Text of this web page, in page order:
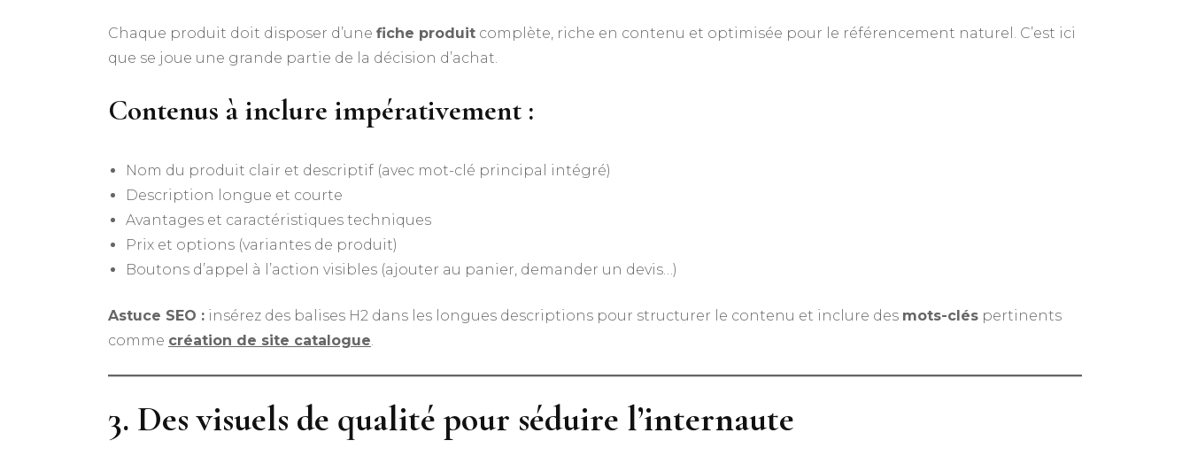
Chaque produit doit disposer d’une fiche produit complète, riche en contenu et optimisée pour le référencement naturel. C’est ici
que se joue une grande partie de la décision d’achat.
Contenus à inclure impérativement :
Nom du produit clair et descriptif (avec mot-clé principal intégré)
Description longue et courte
Avantages et caractéristiques techniques
Prix et options (variantes de produit)
Boutons d’appel à l’action visibles (ajouter au panier, demander un devis…)
Astuce SEO : insérez des balises H2 dans les longues descriptions pour structurer le contenu et inclure des mots-clés pertinents
comme création de site catalogue.
3. Des visuels de qualité pour séduire l’internaute